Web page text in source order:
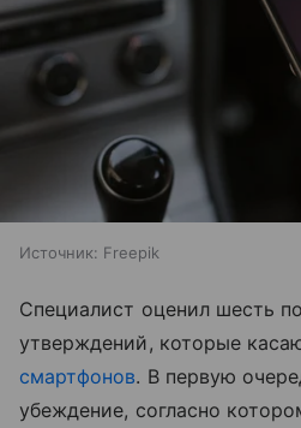
Источник: Freepik
Специалист оценил шесть
утверждений, которые
смартфонов. В первую
убеждение, согласно